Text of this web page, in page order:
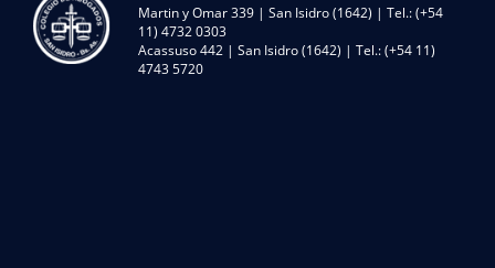
Martin y Omar 339 | San Isidro (1642) | Tel.: (+54
11) 4732 0303
Acassuso 442 | San Isidro (1642) | Tel.: (+54 11)
4743 5720